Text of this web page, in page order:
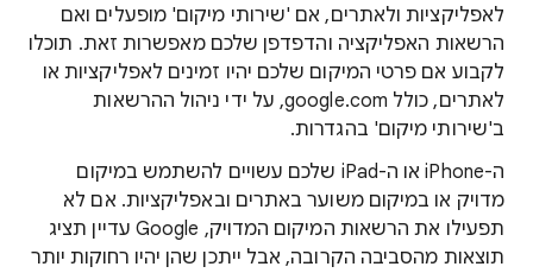
לאפליקציות ולאתרים, אם 'שירותי מיקום' מופעלים ואם
הרשאות האפליקציה והדפדפן שלכם מאפשרות זאת. תוכלו
לקבוע אם פרטי המיקום שלכם יהיו זמינים לאפליקציות או
לאתרים, כולל google.com, על ידי ניהול ההרשאות
ב'שירותי מיקום' בהגדרות.
ה-iPhone או ה-iPad שלכם עשויים להשתמש במיקום
מדויק או במיקום משוער באתרים ובאפליקציות. אם לא
תפעילו את הרשאות המיקום המדויק, Google עדיין תציג
תוצאות מהסביבה הקרובה, אבל ייתכן שהן יהיו רחוקות יותר